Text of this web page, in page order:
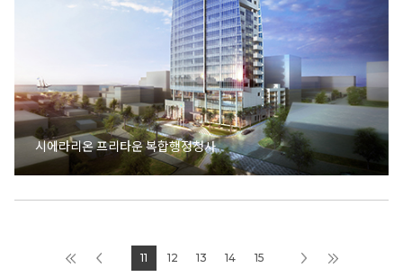
시에라리온 프리타운 복합행정청사
11 12 13 14 15